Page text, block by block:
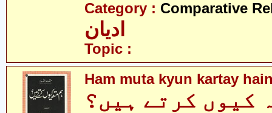
Category : Comparative
ادیان
Topic :
Ham muta kyun kartay
کیوں کرتے ہیں؟